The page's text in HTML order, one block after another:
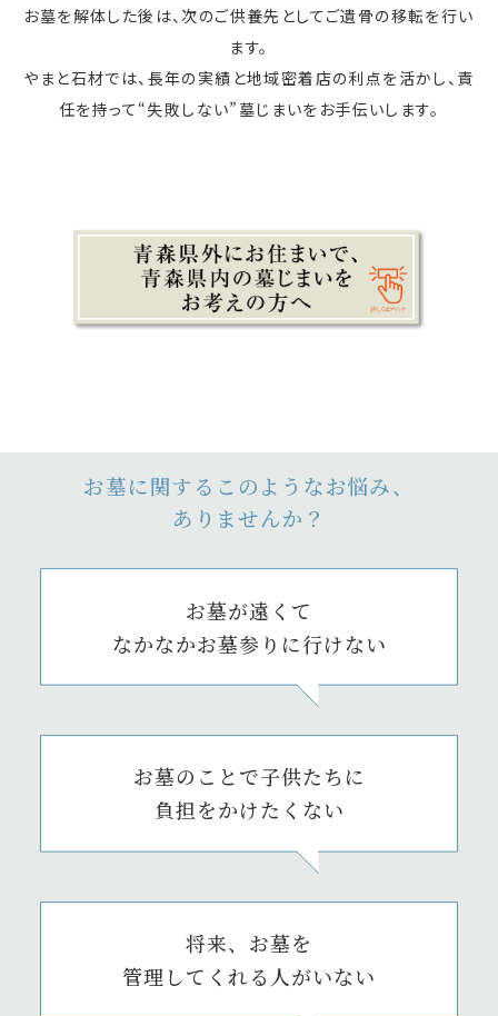
お墓を解体した後は、次のご供養先としてご遺骨の移転を行い
ます。
やまと石材では、長年の実績と地域密着店の利点を活かし、責
任を持って“失敗しない”墓じまいをお手伝いします。
お墓に関するこのようなお悩み、
ありませんか？
お墓が遠くて
なかなかお墓参りに行けない
お墓のことで子供たちに
負担をかけたくない
将来、お墓を
管理してくれる人がいない